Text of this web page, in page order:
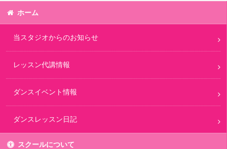
ホーム
当スタジオからのお知らせ
レッスン代講情報
ダンスイベント情報
ダンスレッスン日記
スクールについて